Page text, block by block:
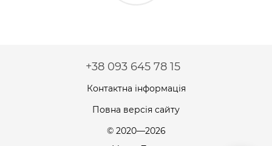
+38 093 645 78 15
Контактна інформація
Повна версія сайту
© 2020—2026